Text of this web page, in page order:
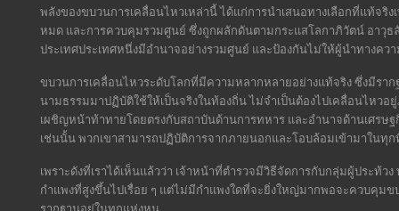
พลังของขบวนการเคลื่อนไหวเหล่านี้ ได้แก่การนำเสนอทางเลือกที่แท้จริ
หมด และการควบคุมรวมศูนย์ ซึ่งถูกผลักดันตามกระแสโลกาภิวัตน์ อาวุ
ประเทศประเทศหนึ่งมีอำนาจอย่างรวมศูนย์ และป้องกันไม่ให้ผู้นำทาง
ขบวนการเคลื่อนไหวระดับโลกที่มีความหลากหลายอย่างแท้จริง ซึ่งมีร
นามธรรมมาปฏิบัติใช้ให้เป็นจริงในท้องถิ่น ไม่จำเป็นต้องไปเคลื่อนไหว
เผชิญหน้าท้าทายโดยตรงกับสถาบันด้านการทหาร และอำนาจด้านเศรษ
เช่นนั้น พวกเขาสามารถปฏิบัติการจากภายนอกและโอบล้อมเข้ามาในทุก
เพราะดังที่เราได้เห็นแล้วว่า เจ้าหน้าที่ตำรวจมีวิธีจัดการกับกลุ่มผู้ประท้ว
กำแพงที่สูงขึ้นไปเรื่อย ๆ แต่ไม่มีกำแพงใดที่จะยิ่งใหญ่มากพอจะควบคุม